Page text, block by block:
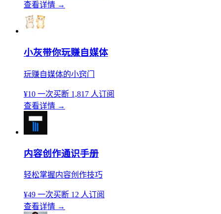
查看详情 →
小灰带你玩赚自媒体
玩赚自媒体的小窍门
¥10 一次买断 1,817 人订阅
查看详情 →
内容创作通识手册
轻松掌握内容创作技巧
¥49 一次买断 12 人订阅
查看详情 →